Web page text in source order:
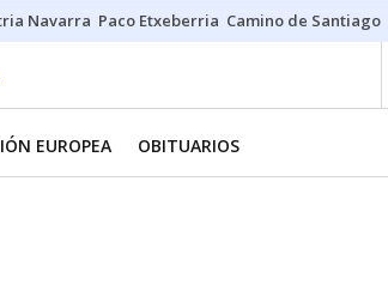
Navarra Paco Etxeberria Camino de Santiago
EUROPEA OBITUARIOS